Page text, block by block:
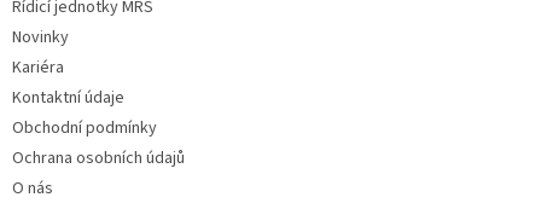
Řídicí jednotky MRS
Novinky
Kariéra
Kontaktní údaje
Obchodní podmínky
Ochrana osobních údajů
O nás